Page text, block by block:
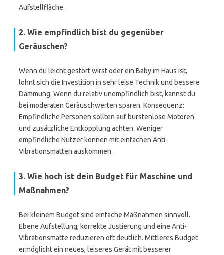
Aufstellfläche.
2. Wie empfindlich bist du gegenüber
Geräuschen?
Wenn du leicht gestört wirst oder ein Baby im Haus ist,
lohnt sich die Investition in sehr leise Technik und bessere
Dämmung. Wenn du relativ unempfindlich bist, kannst du
bei moderaten Geräuschwerten sparen. Konsequenz:
Empfindliche Personen sollten auf bürstenlose Motoren
und zusätzliche Entkopplung achten. Weniger
empfindliche Nutzer können mit einfachen Anti-
Vibrationsmatten auskommen.
3. Wie hoch ist dein Budget für Maschine und
Maßnahmen?
Bei kleinem Budget sind einfache Maßnahmen sinnvoll.
Ebene Aufstellung, korrekte Justierung und eine Anti-
Vibrationsmatte reduzieren oft deutlich. Mittleres Budget
ermöglicht ein neues, leiseres Gerät mit besserer